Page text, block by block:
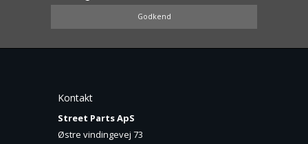
Godkend
Kontakt
Street Parts ApS
Østre vindingevej 73